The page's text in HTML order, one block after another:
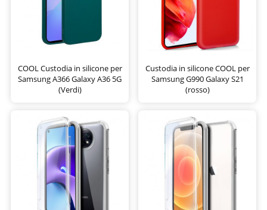
COOL Custodia in silicone per
Samsung A366 Galaxy A36 5G
(Verdi)
Custodia in silicone COOL per
Samsung G990 Galaxy S21
(rosso)